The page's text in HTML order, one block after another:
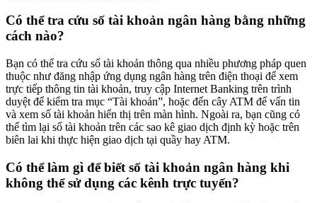
Có thể tra cứu số tài khoản ngân hàng bằng những
cách nào?
Bạn có thể tra cứu số tài khoản thông qua nhiều phương pháp quen
thuộc như đăng nhập ứng dụng ngân hàng trên điện thoại để xem
trực tiếp thông tin tài khoản, truy cập Internet Banking trên trình
duyệt để kiểm tra mục “Tài khoản”, hoặc đến cây ATM để vấn tin
và xem số tài khoản hiển thị trên màn hình. Ngoài ra, bạn cũng có
thể tìm lại số tài khoản trên các sao kê giao dịch định kỳ hoặc trên
biên lai khi thực hiện giao dịch tại quầy hay ATM.
Có thể làm gì để biết số tài khoản ngân hàng khi
không thể sử dụng các kênh trực tuyến?